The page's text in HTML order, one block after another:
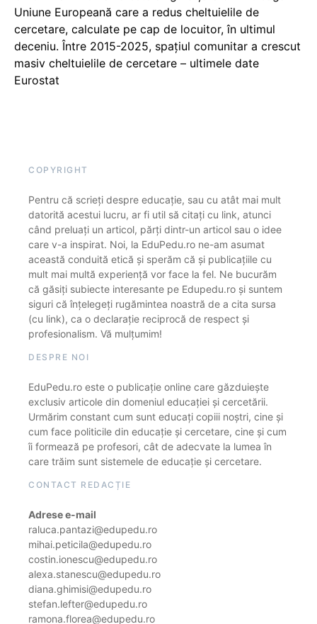
Uniune Europeană care a redus cheltuielile de
cercetare, calculate pe cap de locuitor, în ultimul
deceniu. Între 2015-2025, spațiul comunitar a crescut
masiv cheltuielile de cercetare – ultimele date
Eurostat
COPYRIGHT
Pentru că scrieți despre educație, sau cu atât mai mult
datorită acestui lucru, ar fi util să citați cu link, atunci
când preluați un articol, părți dintr-un articol sau o idee
care v-a inspirat. Noi, la EduPedu.ro ne-am asumat
această conduită etică și sperăm că și publicațiile cu
mult mai multă experiență vor face la fel. Ne bucurăm
că găsiți subiecte interesante pe Edupedu.ro și suntem
siguri că înțelegeți rugămintea noastră de a cita sursa
(cu link), ca o declarație reciprocă de respect și
profesionalism. Vă mulțumim!
DESPRE NOI
EduPedu.ro este o publicație online care găzduiește
exclusiv articole din domeniul educației și cercetării.
Urmărim constant cum sunt educați copiii noștri, cine și
cum face politicile din educație și cercetare, cine și cum
îi formează pe profesori, cât de adecvate la lumea în
care trăim sunt sistemele de educație și cercetare.
CONTACT REDACȚIE
Adrese e-mail
raluca.pantazi@edupedu.ro
mihai.peticila@edupedu.ro
costin.ionescu@edupedu.ro
alexa.stanescu@edupedu.ro
diana.ghimisi@edupedu.ro
stefan.lefter@edupedu.ro
ramona.florea@edupedu.ro